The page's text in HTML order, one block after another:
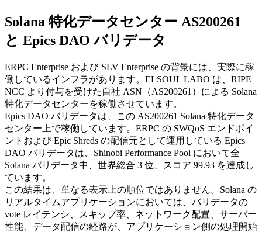
Solana 特化データセンター AS200261
と Epics DAO バリデータ
ERPC Enterprise および SLV Enterprise の背景には、実際に稼
働しているインフラがあります。ELSOUL LABO は、RIPE
NCC より付与を受けた自社 ASN（AS200261）による Solana
特化データセンターを稼働させています。
Epics DAO バリデータは、この AS200261 Solana 特化データ
センター上で稼働しています。ERPC の SWQoS エンドポイ
ントおよび Epic Shreds の配信元として運用している Epics
DAO バリデータは、Shinobi Performance Pool において全
Solana バリデータ中、世界総合 3 位、スコア 99.93 を達成し
ています。
この結果は、単なる表示上の順位ではありません。Solana の
リアルタイムアプリケーションにおいては、バリデータの
vote レイテンシ、スキップ率、ネットワーク配置、サーバー
性能、データ配信の経路が、アプリケーション側の処理開始